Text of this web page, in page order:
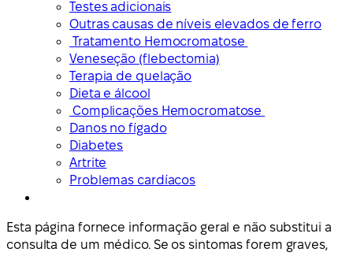
Testes adicionais
Outras causas de níveis elevados de ferro
Tratamento Hemocromatose
Veneseção (flebectomia)
Terapia de quelação
Dieta e álcool
Complicações Hemocromatose
Danos no fígado
Diabetes
Artrite
Problemas cardíacos
Esta página fornece informação geral e não substitui a
consulta de um médico. Se os sintomas forem graves,